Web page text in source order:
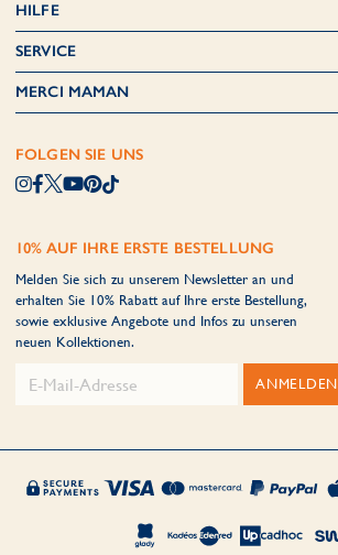
HILFE
SERVICE
MERCI MAMAN
FOLGEN SIE UNS
10% AUF IHRE ERSTE BESTELLUNG
Melden Sie sich zu unserem Newsletter an und
erhalten Sie 10% Rabatt auf Ihre erste Bestellung,
sowie exklusive Angebote und Infos zu unseren
neuen Kollektionen.
ANMELDEN